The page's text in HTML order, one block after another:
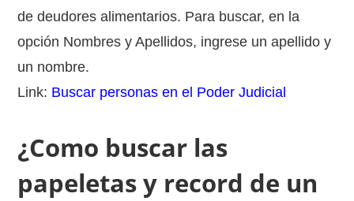
de deudores alimentarios. Para buscar, en la
opción Nombres y Apellidos, ingrese un apellido y
un nombre.
Link: Buscar personas en el Poder Judicial
¿Como buscar las
papeletas y record de un